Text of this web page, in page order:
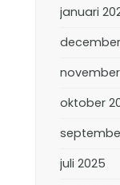
januari
oktober
juli 2025